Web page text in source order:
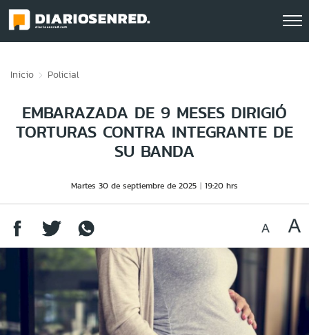
Inicio Policial
EMBARAZADA DE 9 MESES DIRIGIÓ
TORTURAS CONTRA INTEGRANTE DE
SU BANDA
Martes 30 de septiembre de 2025 19:20 hrs